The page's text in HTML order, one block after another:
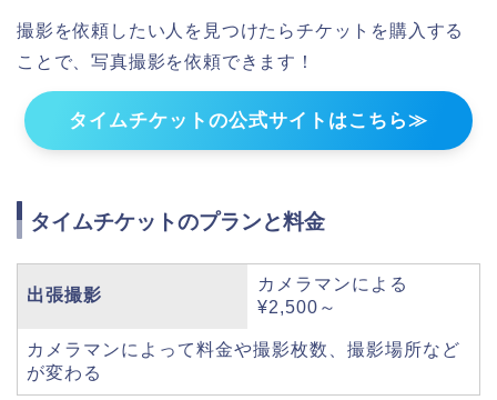
撮影を依頼したい人を見つけたらチケットを購入する
ことで、写真撮影を依頼できます！
タイムチケットの公式サイトはこちら≫
タイムチケットのプランと料金
出張撮影
カメラマンによる
¥2,500～
カメラマンによって料金や撮影枚数、撮影場所など
が変わる